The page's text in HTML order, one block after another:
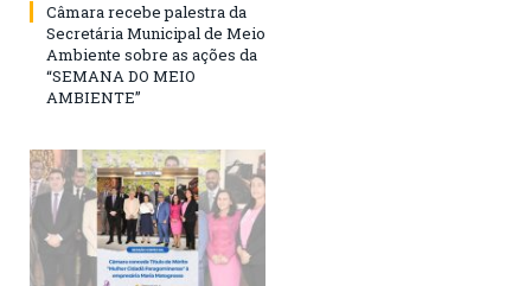
Câmara recebe palestra da
Secretária Municipal de Meio
Ambiente sobre as ações da
“SEMANA DO MEIO
AMBIENTE”